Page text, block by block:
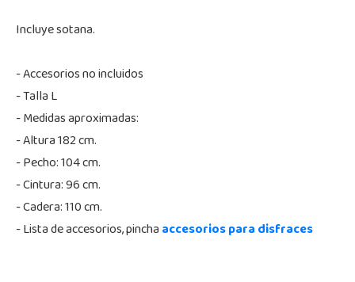
Incluye sotana.
- Accesorios no incluidos
- Talla L
- Medidas aproximadas:
- Altura 182 cm.
- Pecho: 104 cm.
- Cintura: 96 cm.
- Cadera: 110 cm.
- Lista de accesorios, pinchaaccesorios para disfraces